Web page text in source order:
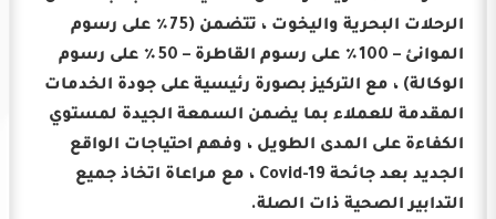
الرحلات البحرية واليخوت ، تتضمن (75٪ على رسوم
الموانئ – 100٪ على رسوم القاطرة – 50٪ على رسوم
الوكالة) ، مع التركيز بصورة رئيسية على جودة الخدمات
المقدمة للعملاء بما يضمن السمعة الجيدة لمستوي
الكفاءة على المدى الطويل ، وفهم احتياجات الواقع
الجديد بعد جائحة Covid-19 ، مع مراعاة اتخاذ جميع
التدابير الصحية ذات الصلة.